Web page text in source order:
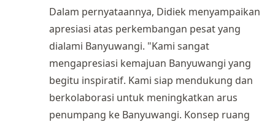
Dalam pernyataannya, Didiek menyampaikan
apresiasi atas perkembangan pesat yang
dialami Banyuwangi. "Kami sangat
mengapresiasi kemajuan Banyuwangi yang
begitu inspiratif. Kami siap mendukung dan
berkolaborasi untuk meningkatkan arus
penumpang ke Banyuwangi. Konsep ruang